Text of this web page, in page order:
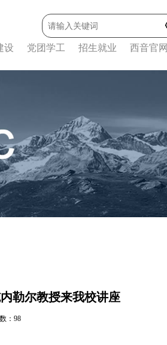
设 党团学工 招生就业 西音官网
勒尔教授来我校讲座
： 98